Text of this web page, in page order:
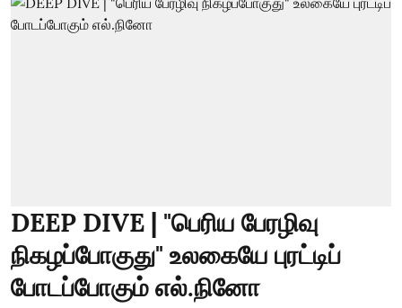
DEEP DIVE | "பெரிய பேரழிவு
நிகழப்போகுது" உலகையே புரட்டிப்
போடப்போகும் எல்.நினோ